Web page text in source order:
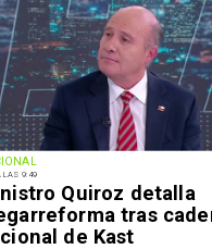
LAS 9:49
Quiroz detalla
tras
de Kast